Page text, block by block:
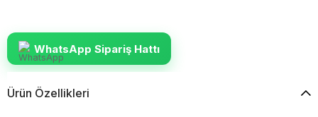
WhatsApp Sipariş Hattı
Ürün Özellikleri